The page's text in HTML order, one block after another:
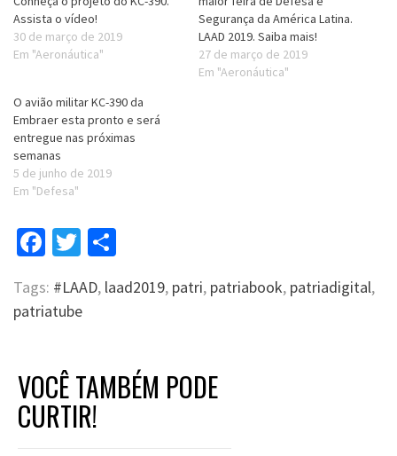
Assista o vídeo!
30 de março de 2019
Em "Aeronáutica"
Segurança da América Latina.
LAAD 2019. Saiba mais!
27 de março de 2019
Em "Aeronáutica"
O avião militar KC-390 da
Embraer esta pronto e será
entregue nas próximas
semanas
5 de junho de 2019
Em "Defesa"
Facebook
Twitter
Tags: #LAAD, laad2019, patri, patriabook, patriadigital,
patriatube
VOCÊ TAMBÉM PODE
CURTIR!